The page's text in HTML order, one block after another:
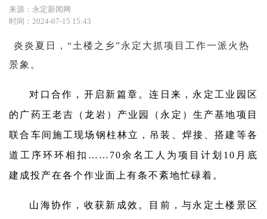
来源：永定新闻网
时间：2024-07-15 15:43
炎炎夏日，“土楼之乡”永定大抓项目工作一派火热
景象。
对口合作，开启新篇章。连日来，永定工业园区
的广药王老吉（龙岩）产业园（永定）生产基地项目
联合车间施工现场钢柱林立，吊装、焊接、搭建等各
道工序环环相扣……70余名工人为项目计划10月底
建成投产在各个作业面上有条不紊地忙碌着。
山海协作，收获新成效。目前，与永定土楼景区